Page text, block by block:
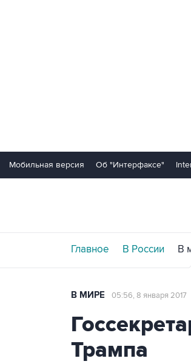
Мобильная версия Об "Интерфаксе"
Главное В России В
В МИРЕ 05:56, 8 января 2017
Трампа